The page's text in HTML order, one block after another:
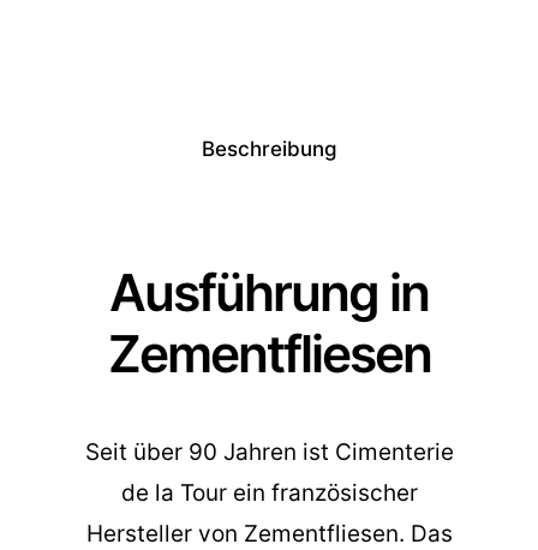
Beschreibung
Ausführung in
Zementfliesen
Seit über 90 Jahren ist Cimenterie
de la Tour ein französischer
Hersteller von Zementfliesen. Das